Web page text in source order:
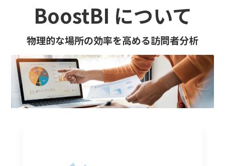
BoostBI について
物理的な場所の効率を高める訪問者分析